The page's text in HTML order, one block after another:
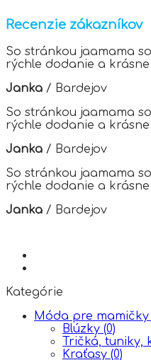
variants.
The
options
may
be
chosen
on
the
product
page
Recenzie zákazníkov
So stránkou jaamama
rýchle dodanie a
Janka / Bardejov
So stránkou jaamama
rýchle dodanie a
Janka / Bardejov
So stránkou jaamama
rýchle dodanie a
Janka / Bardejov
Kategórie
Móda pre mamičky
Blúzky (0)
Tričká, tuniky,
Kraťasy (0)